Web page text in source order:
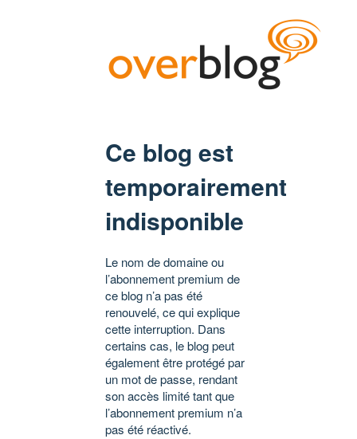
Ce blog est
temporairement
indisponible
Le nom de domaine ou
l’abonnement premium de
ce blog n’a pas été
renouvelé, ce qui explique
cette interruption. Dans
certains cas, le blog peut
également être protégé par
un mot de passe, rendant
son accès limité tant que
l’abonnement premium n’a
pas été réactivé.